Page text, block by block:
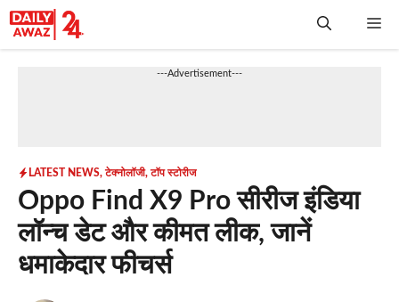
Skip
to
---Advertisement---
LATEST NEWS,टेक्नोलॉजी,टॉप स्टोरीज
Oppo Find X9 Pro सीरीज इंडिया
लॉन्च डेट और कीमत लीक, जानें
धमाकेदार फीचर्स